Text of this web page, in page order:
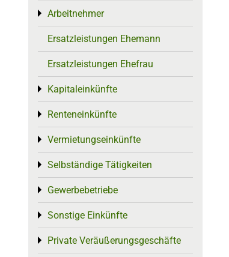
Arbeitnehmer
Toggle menu
Ersatzleistungen Ehemann
Ersatzleistungen Ehefrau
Kapitaleinkünfte
Toggle menu
Renteneinkünfte
Toggle menu
Vermietungseinkünfte
Toggle menu
Selbständige Tätigkeiten
Toggle menu
Gewerbebetriebe
Toggle menu
Sonstige Einkünfte
Toggle menu
Private Veräußerungsgeschäfte
Toggle menu